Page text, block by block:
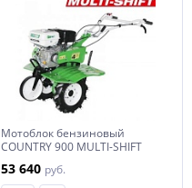
Мотоблок бензиновый
COUNTRY 900 MULTI-SHIFT
53 640 руб.